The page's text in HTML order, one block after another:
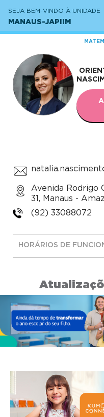
SEJA BEM-VINDO À UNIDADE
MANAUS-JAPIIM
Avenida Rodrigo
31, Manaus -
(92) 33088072
HORÁRIOS DE